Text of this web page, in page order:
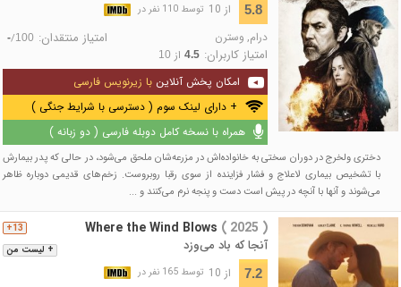
5.8 از 10 توسط 110 نفر در
درام, وسترن امتیاز منتقدان: -/100
امتیاز کاربران: 4.5از 10
امکان پخش آنلاین با زیرنویس فارسی
+ دارای لینک سوم ( دسترسی با شرایط جنگی )
همراه با نسخه کامل دوبله فارسی ( دو زبانه )
دختری ولخرج در دوران سختی به خانواده‌اش در مزرعه‌شان ملحق می‌شود، در حالی که پدر بیمارش
با تشخیص بیماری لاعلاج و فشار فزاینده از سوی رقبا روبروست. زخم‌های قدیمی دوباره ظاهر
می‌شوند و آنها با آنچه در پیش است دست و پنجه نرم می‌کنند و ...
+ لیست من
13+ Where the Wind Blows ( 2025 )
آنجا که باد می‌وزد
7.2 از 10 توسط 165 نفر در